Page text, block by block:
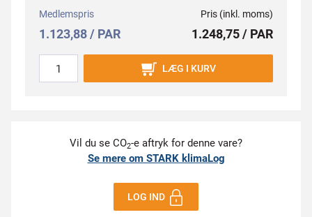
Medlemspris
1.123,88 / PAR
Pris (inkl. moms)
1.248,75 / PAR
LÆG I KURV
Vil du se CO2-e aftryk for denne vare?
Se mere om STARK klimaLog
LOG IND